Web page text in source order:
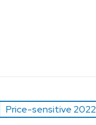
Price-sensitive 2022